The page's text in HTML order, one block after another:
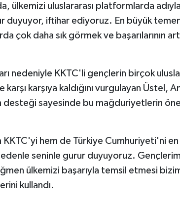
ülkemizi uluslararası platformlarda
duyuyor, iftihar ediyoruz. En büyük
çok daha sık görmek ve başarılarının
nedeniyle KKTC'li gençlerin birçok
karşı karşıya kaldığını vurgulayan Üstel,
sayesinde bu mağduriyetlerin
KKTC'yi hem de Türkiye Cumhuriyeti'ni
seninle gurur duyuyoruz.
ülkemizi başarıyla temsil etmesi
kullandı.